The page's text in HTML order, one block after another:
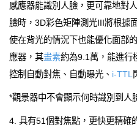
感應器能識別人臉，更可靠地對
臉時，3D彩色矩陣測光III將根據
使在背光的情況下也能優化面部
應器，其畫素約為9.1萬，能進行
控制自動對焦、自動曝光、 i-TTL
*觀景器中不會顯示何時識別到人
4. 具有51個對焦點，更快更精確